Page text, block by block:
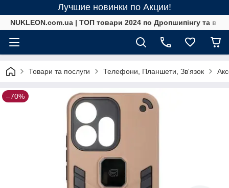
Лучшие новинки по Акции!
NUKLEON.com.ua | ТОП товари 2024 по Дропшипінгу та в
Товари та послуги Телефони, Планшети, Зв'язок
–70%